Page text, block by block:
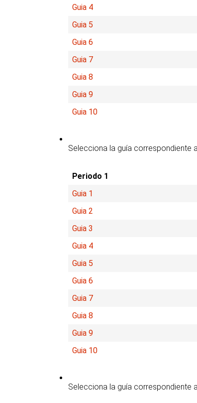
Guia 4
Guia 5
Guia 6
Guia 7
Guia 8
Guia 9
Guia 10
Selecciona la guía correspondiente
Periodo 1
Guia 1
Guia 2
Guia 3
Guia 4
Guia 5
Guia 6
Guia 7
Guia 8
Guia 9
Guia 10
Selecciona la guía correspondiente